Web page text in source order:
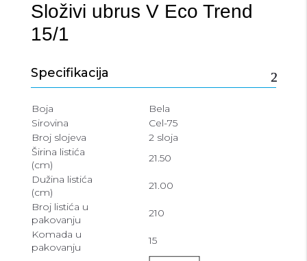
Složivi ubrus V Eco Trend
15/1
Specifikacija
Boja
Bela
Sirovina
Cel-75
Broj slojeva
2 sloja
Širina listića
(cm)
21.50
Dužina listića
(cm)
21.00
Broj listića u
pakovanju
210
Komada u
pakovanju
15